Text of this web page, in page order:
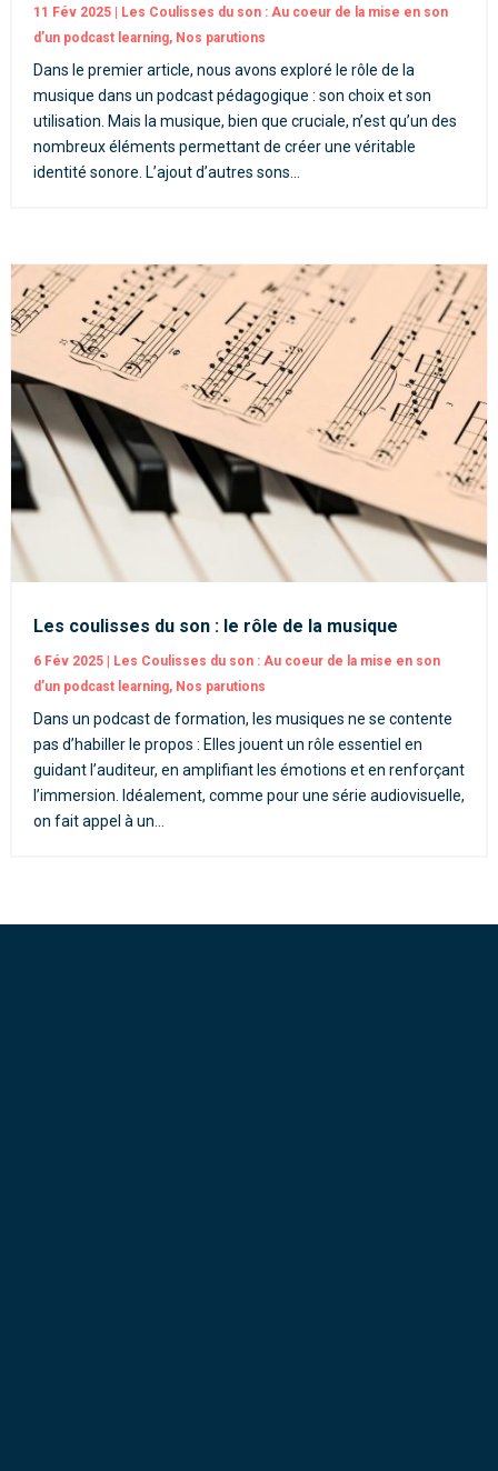
11 Fév 2025| Les Coulisses du son : Au coeur de la mise en son
d’un podcast learning, Nos parutions
Dans le premier article, nous avons exploré le rôle de la
musique dans un podcast pédagogique : son choix et son
utilisation. Mais la musique, bien que cruciale, n’est qu’un des
nombreux éléments permettant de créer une véritable
identité sonore. L’ajout d’autres sons...
Les coulisses du son : le rôle de la musique
6 Fév 2025| Les Coulisses du son : Au coeur de la mise en son
d’un podcast learning, Nos parutions
Dans un podcast de formation, les musiques ne se contente
pas d’habiller le propos : Elles jouent un rôle essentiel en
guidant l’auditeur, en amplifiant les émotions et en renforçant
l’immersion. Idéalement, comme pour une série audiovisuelle,
on fait appel à un...